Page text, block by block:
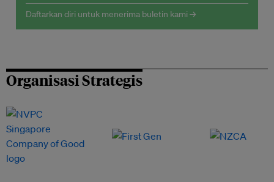
Daftarkan diri untuk menerima buletin kami →
Organisasi Strategis